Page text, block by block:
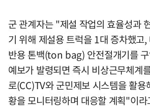
군 관계자는 "제설 작업의 효율성과
기 위해 제설용 트럭을 1대 증차했고
반용 톤백(ton bag) 안전절개기를
예보가 발령되면 즉시 비상근무체계
로(CC)TV와 군민제보 시스템을 활
황을 모니터링하며 대응할 계획"이